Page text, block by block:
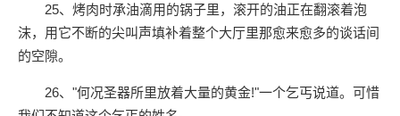
25、烤肉时承油滴用的锅子里，滚开的油正在翻滚着泡
沫，用它不断的尖叫声填补着整个大厅里那愈来愈多的谈话间
的空隙。
26、"何况圣器所里放着大量的黄金!"一个乞丐说道。可惜